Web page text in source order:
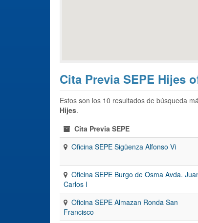
Cita Previa SEPE Hijes
Estos son los 10 resultados de búsqueda
Hijes.
Cita Previa SEPE
Oficina SEPE Sigüenza Alfonso Vi
Oficina SEPE Burgo de Osma Avda.
Carlos I
Oficina SEPE Almazan Ronda San
Francisco